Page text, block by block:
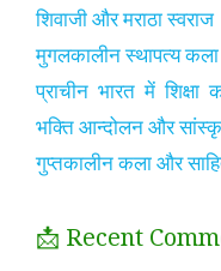
शिवाजी और मराठा स्वराज
मुगलकालीन स्थापत्य
प्राचीन भारत में शिक्षा
भक्ति आन्दोलन और
गुप्तकालीन कला और
📩 Recent